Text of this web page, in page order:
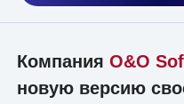
Компания O&O
новую версию